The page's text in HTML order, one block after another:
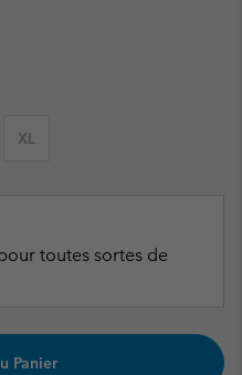
XL
toutes sortes de
Panier